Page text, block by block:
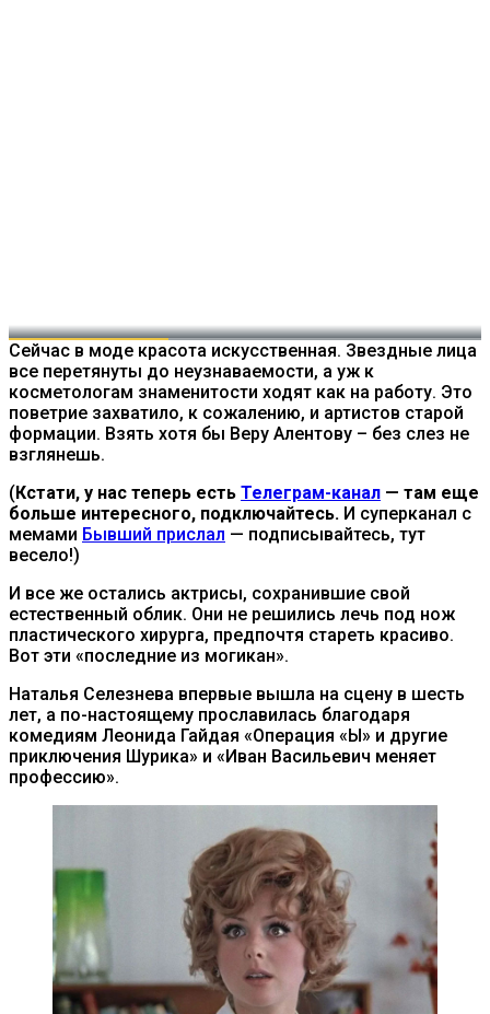
Сейчас в моде красота искусственная. Звездные лица
все перетянуты до неузнаваемости, а уж к
косметологам знаменитости ходят как на работу. Это
поветрие захватило, к сожалению, и артистов старой
формации. Взять хотя бы Веру Алентову – без слез не
взглянешь.
(Кстати, у нас теперь есть Телеграм-канал — там еще
больше интересного, подключайтесь. И суперканал с
мемами Бывший прислал — подписывайтесь, тут
весело!)
И все же остались актрисы, сохранившие свой
естественный облик. Они не решились лечь под нож
пластического хирурга, предпочтя стареть красиво.
Вот эти «последние из могикан».
Наталья Селезнева впервые вышла на сцену в шесть
лет, а по-настоящему прославилась благодаря
комедиям Леонида Гайдая «Операция «Ы» и другие
приключения Шурика» и «Иван Васильевич меняет
профессию».